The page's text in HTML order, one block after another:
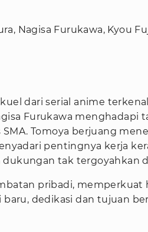
Nagisa Furukawa, Kyou
dari serial anime
Furukawa menghadapi
Tomoya berjuang
pentingnya kerja
tak tergoyahkan
pribadi, memperkuat
dedikasi dan tujuan